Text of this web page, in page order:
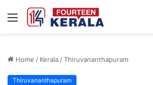
Menu
Home / Kerala/Thiruvananthapuram
Thiruvananthapuram